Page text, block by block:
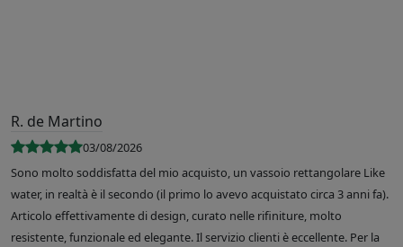
R. de Martino
03/08/2026
Sono molto soddisfatta del mio acquisto, un vassoio rettangolare Like
water, in realtà è il secondo (il primo lo avevo acquistato circa 3 anni fa).
Articolo effettivamente di design, curato nelle rifiniture, molto
resistente, funzionale ed elegante. Il servizio clienti è eccellente. Per la